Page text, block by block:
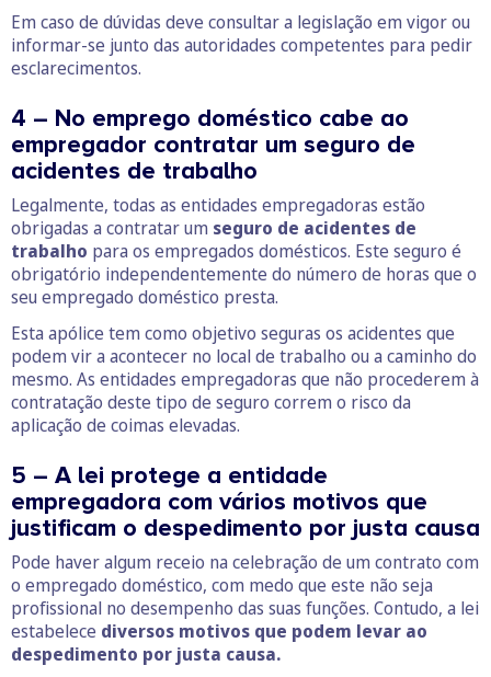
Em caso de dúvidas deve consultar a legislação em vigor ou
informar-se junto das autoridades competentes para pedir
esclarecimentos.
4 – No emprego doméstico cabe ao
empregador contratar um seguro de
acidentes de trabalho
Legalmente, todas as entidades empregadoras estão
obrigadas a contratar um seguro de acidentes de
trabalho para os empregados domésticos. Este seguro é
obrigatório independentemente do número de horas que o
seu empregado doméstico presta.
Esta apólice tem como objetivo seguras os acidentes que
podem vir a acontecer no local de trabalho ou a caminho do
mesmo. As entidades empregadoras que não procederem à
contratação deste tipo de seguro correm o risco da
aplicação de coimas elevadas.
5 – A lei protege a entidade
empregadora com vários motivos que
justificam o despedimento por justa causa
Pode haver algum receio na celebração de um contrato com
o empregado doméstico, com medo que este não seja
profissional no desempenho das suas funções. Contudo, a lei
estabelece diversos motivos que podem levar ao
despedimento por justa causa.